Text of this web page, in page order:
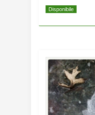
Disponibile